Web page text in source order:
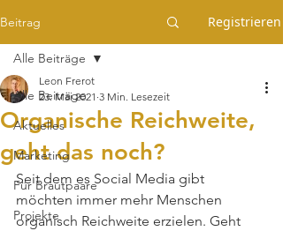
Beitrag Registrieren
Alle Beiträge
Aktuelles
Marketing
Für Brautpaare
Projekte
Alle Beiträge
Organische Reichweite,
geht das noch?
Leon Frerot
23. Mai 2021 3 Min. Lesezeit
Seit dem es Social Media gibt
möchten immer mehr Menschen
organisch Reichweite erzielen. Geht